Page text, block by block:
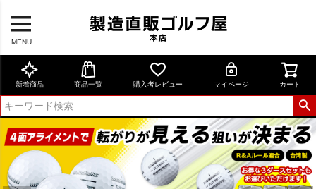
MENU
新着商品 商品一覧 購入者レビュー マイページ カート